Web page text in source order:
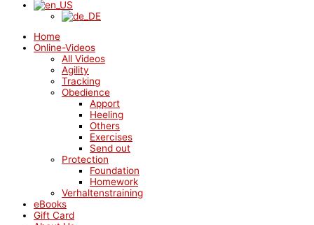
Home
Online-Videos
All Videos
Agility
Tracking
Obedience
Apport
Heeling
Others
Exercises
Send out
Protection
Foundation
Homework
Verhaltenstraining
eBooks
Gift Card